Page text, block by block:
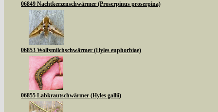
06849 Nachtkerzenschwärmer (Proserpinus proserpina)
06853 Wolfsmilchschwärmer (Hyles euphorbiae)
06855 Labkrautschwärmer (Hyles gallii)